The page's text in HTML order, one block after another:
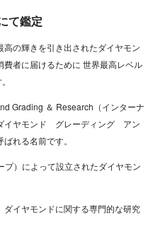
て鑑定
の輝きを引き出されたダイヤモン
費者に届けるために 世界最高レベル
Grading ＆ Research（インターナ
ヤモンド グレーディング アン
れる名前です。
）によって設立されたダイヤモン
イヤモンドに関する専門的な研究